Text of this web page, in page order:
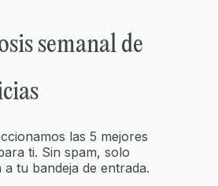
semanal de
las 5 mejores
ti. Sin spam, solo
tu bandeja de entrada.